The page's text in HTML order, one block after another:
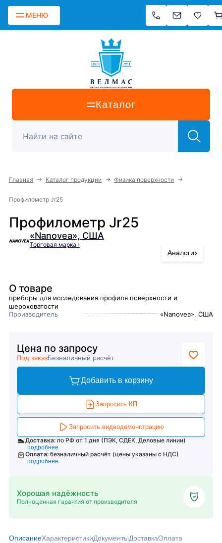
МЕНЮ
Каталог
Главная → Каталог продукции → Физика поверхности →
Профилометр Jr25
Профилометр Jr25
«Nanovea», США
Торговая марка ›
Аналоги›
О товаре
приборы для исследования профиля поверхности и
шероховатости
Производитель
«Nanovea», США
Цена по запросу
Под заказБезналичный расчёт
Добавить в корзину
Запросить КП
Запросить видеодемонстрацию
Доставка: по РФ от 1 дня (ПЭК, СДЕК, Деловые линии)
подробнее
Оплата: безналичный расчёт (цены указаны с НДС)
подробнее
Хорошая надёжность
Полноценная гарантия от производителя
ОписаниеХарактеристикиДокументыДоставкаОплата